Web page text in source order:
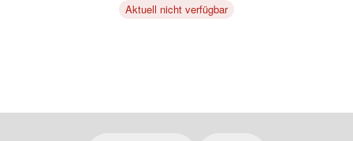
Aktuell nicht verfügbar